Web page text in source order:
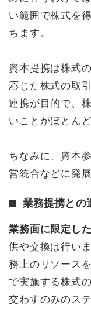
い範囲で株式を
ちます。
資本提携は株式
応じた株式の取
連携が目的で、
いことがほとんど
ちなみに、資本
営統合などに発
業務提携との
業務面に限定し
供や交換は行い
務上のリソース
で実施する株式
交わすのみのス